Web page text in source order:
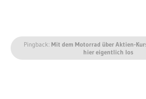
Pingback: Mit dem Motorrad über Aktien-
hier eigentlich los